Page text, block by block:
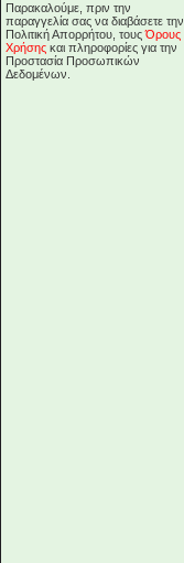
Παρακαλούμε, πριν την
παραγγελία σας να διαβάσετε την
Πολιτική Απορρήτου, τουςΌρους
Χρήσης και πληροφορίες για την
Προστασία Προσωπικών
Δεδομένων.